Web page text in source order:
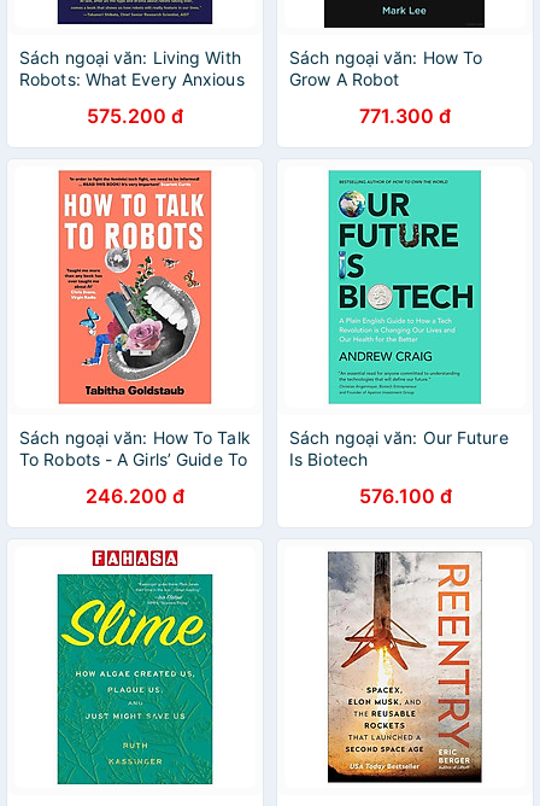
Sách ngoại văn: Living With
Robots: What Every Anxious
575.200 đ
Sách ngoại văn: How To
Grow A Robot
771.300 đ
Sách ngoại văn: How To Talk
To Robots - A Girls’ Guide To
246.200 đ
Sách ngoại văn: Our Future
Is Biotech
576.100 đ